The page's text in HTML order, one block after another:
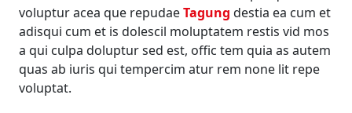
voluptur acea que repudaeTagung destia ea cum et
adisqui cum et is dolescil moluptatem restis vid mos
a qui culpa doluptur sed est, offic tem quia as autem
quas ab iuris qui tempercim atur rem none lit repe
voluptat.